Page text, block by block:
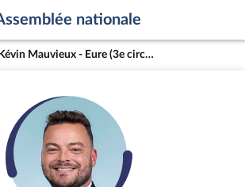
nationale
M. Kévin Mauvieux - Eure (3e circonscription)